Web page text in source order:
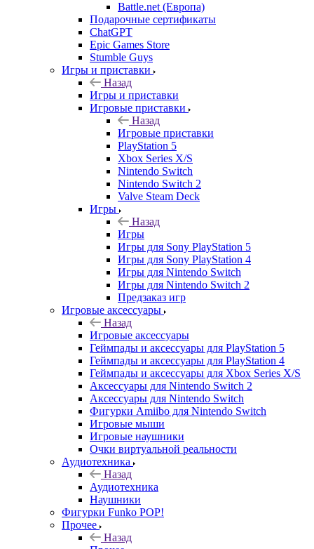
Battle.net (Европа)
Подарочные сертификаты
ChatGPT
Epic Games Store
Stumble Guys
Игры и приставки
Назад
Игры и приставки
Игровые приставки
Назад
Игровые приставки
PlayStation 5
Xbox Series X/S
Nintendo Switch
Nintendo Switch 2
Valve Steam Deck
Игры
Назад
Игры
Игры для Sony PlayStation 5
Игры для Sony PlayStation 4
Игры для Nintendo Switch
Игры для Nintendo Switch 2
Предзаказ игр
Игровые аксессуары
Назад
Игровые аксессуары
Геймпады и аксессуары для PlayStation 5
Геймпады и аксессуары для PlayStation 4
Геймпады и аксессуары для Xbox Series X/S
Аксессуары для Nintendo Switch 2
Аксессуары для Nintendo Switch
Фигурки Amiibo для Nintendo Switch
Игровые мыши
Игровые наушники
Очки виртуальной реальности
Аудиотехника
Назад
Аудиотехника
Наушники
Фигурки Funko POP!
Прочее
Назад